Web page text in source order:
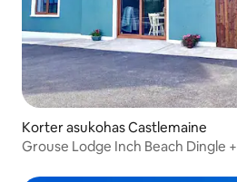
Korter asukohas Castlemaine
Grouse Lodge Inch Beach Dingle